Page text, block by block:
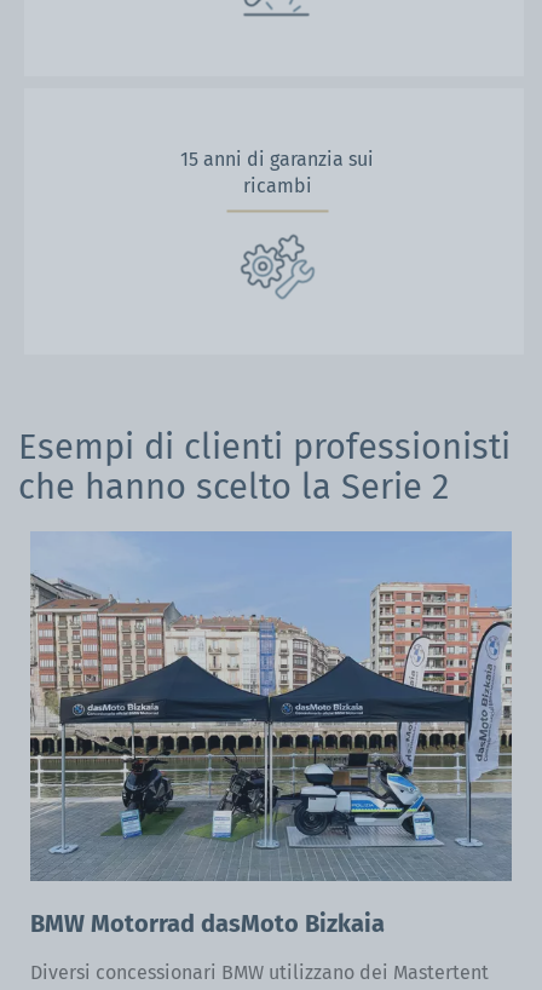
15 anni di garanzia sui
ricambi
Esempi di clienti professionisti
che hanno scelto la Serie 2
BMW Motorrad dasMoto Bizkaia
Diversi concessionari BMW utilizzano dei Mastertent